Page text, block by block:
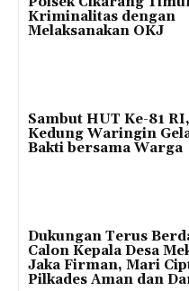
Kriminalitas dengan
Melaksanakan OKJ
Sambut HUT Ke-81
Kedung Waringin
Bakti bersama Warga
Dukungan Terus
Calon Kepala Desa
Jaka Firman, Mari
Pilkades Aman dan